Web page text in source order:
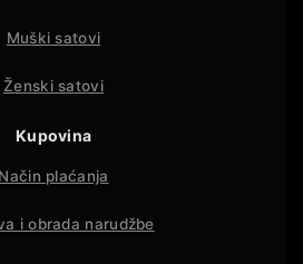
Muški satovi
Ženski satovi
Kupovina
Način plaćanja
i obrada narudžbe